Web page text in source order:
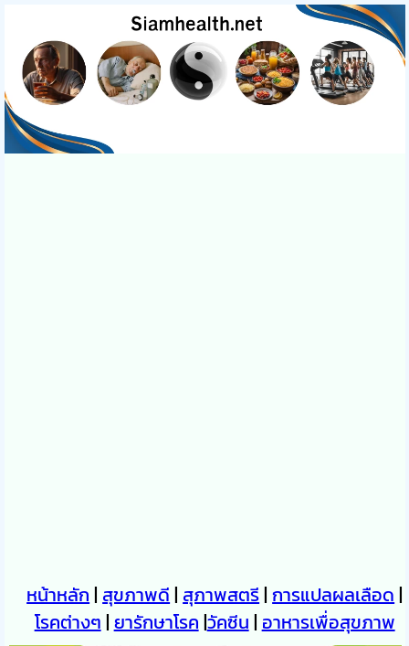
หน้าหลัก | สุขภาพดี | สุภาพสตรี|การแปลผลเลือด |
โรคต่างๆ | ยารักษาโรค |วัคซีน | อาหารเพื่อสุขภาพ